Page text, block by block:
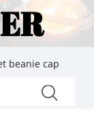
beanie cap